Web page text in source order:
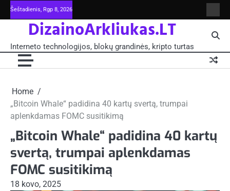
Skip
to
Šeštadienis, Rgp 8, 2026
ir
blokų
DizainoArkliukas.LT
Interneto technologijos, blokų grandinės, kripto turtas
Home
„Bitcoin Whale“ padidina 40 kartų svertą, trumpai
aplenkdamas FOMC susitikimą
„Bitcoin Whale“ padidina 40 kartų
svertą, trumpai aplenkdamas
FOMC susitikimą
18 kovo, 2025